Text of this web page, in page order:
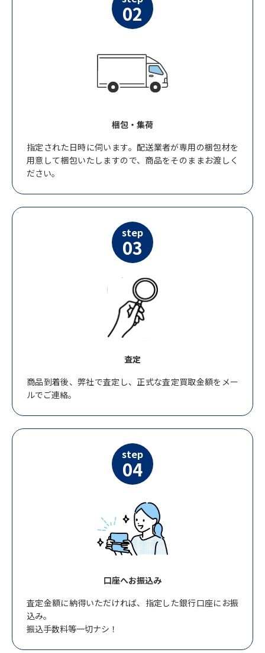
02
梱包・集荷
指定された日時に伺います。配送業者が専用の梱包材を
用意して梱包いたしますので、商品をそのままお渡しく
ださい。
step
03
査定
商品到着後、弊社で査定し、正式な査定買取金額をメー
ルでご連絡。
step
04
口座へお振込み
査定金額に納得いただければ、指定した銀行口座にお振
込み。
振込手数料等一切ナシ！